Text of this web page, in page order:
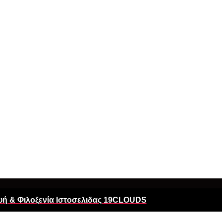
& Φιλοξενία Ιστοσελιδας 19CLOUDS